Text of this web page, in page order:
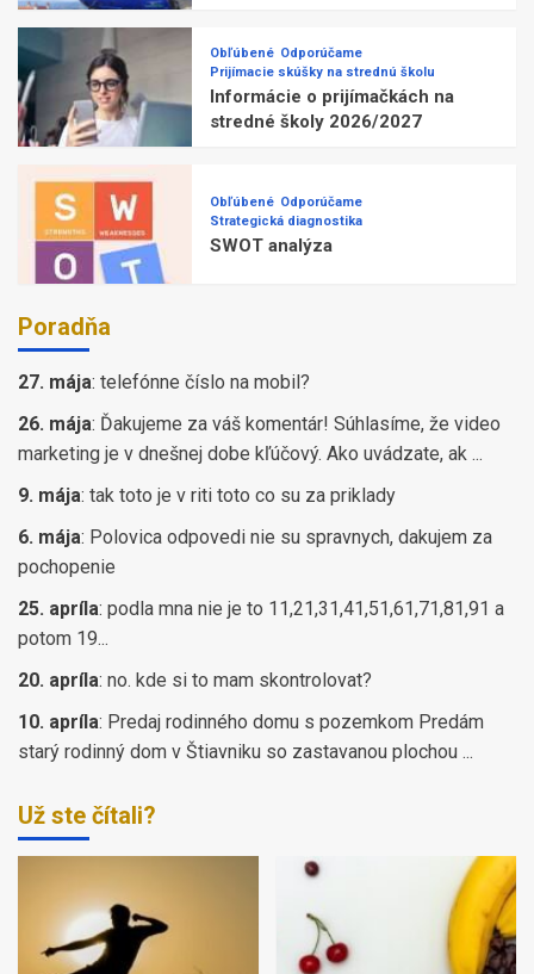
Obľúbené Odporúčame
Prijímacie skúšky na strednú školu
Informácie o prijímačkách na
stredné školy 2026/2027
Obľúbené Odporúčame
Strategická diagnostika
SWOT analýza
Poradňa
27. mája: telefónne číslo na mobil?
26. mája: Ďakujeme za váš komentár! Súhlasíme, že video
marketing je v dnešnej dobe kľúčový. Ako uvádzate, ak ...
9. mája: tak toto je v riti toto co su za priklady
6. mája: Polovica odpovedi nie su spravnych, dakujem za
pochopenie
25. apríla: podla mna nie je to 11,21,31,41,51,61,71,81,91 a
potom 19...
20. apríla: no. kde si to mam skontrolovat?
10. apríla: Predaj rodinného domu s pozemkom Predám
starý rodinný dom v Štiavniku so zastavanou plochou ...
Už ste čítali?